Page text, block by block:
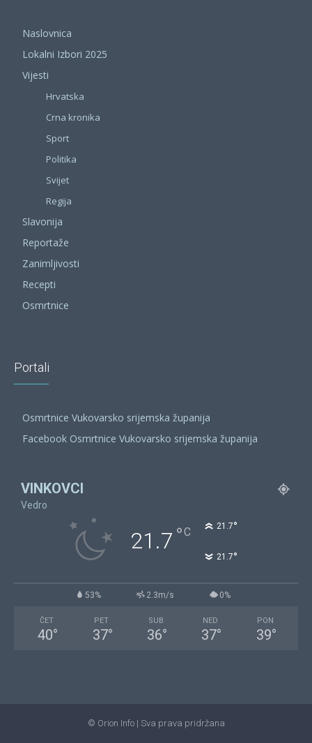
Naslovnica
Lokalni Izbori 2025
Vijesti
Hrvatska
Crna kronika
Sport
Politika
Svijet
Regija
Slavonija
Reportaže
Zanimljivosti
Recepti
Osmrtnice
Portali
Osmrtnice Vukovarsko srijemska županija
Facebook Osmrtnice Vukovarsko srijemska županija
VINKOVCI
Vedro
21.7 °C 21.7°
21.7°
53% 2.3m/s 0%
ČET
40°
PET
37°
SUB
36°
NED
37°
PON
39°
© Orion Info | Sva prava pridržana